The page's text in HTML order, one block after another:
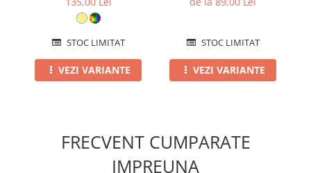
STOC LIMITAT
VEZI VARIANTE
STOC LIMITAT
VEZI VARIANTE
FRECVENT CUMPARATE
IMPREUNA